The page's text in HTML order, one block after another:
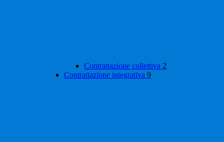
Contrattazione collettiva 2
Contrattazione integrativa 9